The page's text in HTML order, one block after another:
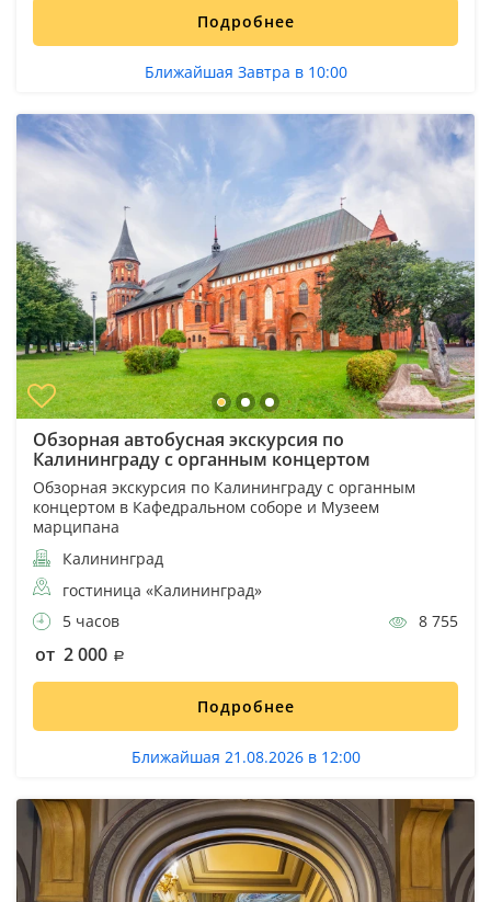
Подробнее
Ближайшая Завтра в 10:00
Обзорная автобусная экскурсия по
Калининграду с органным концертом
Обзорная экскурсия по Калининграду с органным
концертом в Кафедральном соборе и Музеем
марципана
Калининград
гостиница «Калининград»
5 часов
8 755
от 2 000
Подробнее
Ближайшая 21.08.2026 в 12:00